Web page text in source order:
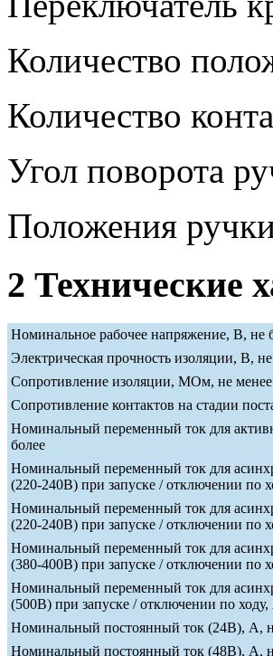
Количество
Количество
Угол поворота
Положения
2 Технические
Номинальное рабочее напряжение, В, не
Электрическая прочность изоляции, В,
Сопротивление изоляции, МОм, не менее
Сопротивление контактов на стадии
Номинальный переменный ток для
более
Номинальный переменный ток для
(220-240В) при запуске / отключении по
Номинальный переменный ток для
(220-240В) при запуске / отключении по
Номинальный переменный ток для
(380-400В) при запуске / отключении по
Номинальный переменный ток для
(500В) при запуске / отключении по
Номинальный постоянный ток (24В), А,
Номинальный постоянный ток (48В), А,